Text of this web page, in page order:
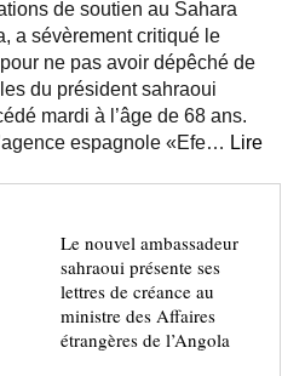
de soutien au Sahara
a sévèrement critiqué le
ne pas avoir dépêché de
du président sahraoui
mardi à l’âge de 68 ans.
espagnole «Efe… Lire
Le nouvel ambassadeur
sahraoui présente ses
lettres de créance au
ministre des Affaires
étrangères de l’Angola